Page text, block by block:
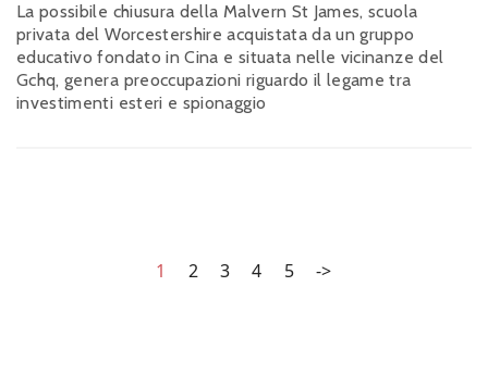
La possibile chiusura della Malvern St James, scuola
privata del Worcestershire acquistata da un gruppo
educativo fondato in Cina e situata nelle vicinanze del
Gchq, genera preoccupazioni riguardo il legame tra
investimenti esteri e spionaggio
1 2 3 4 5 ->